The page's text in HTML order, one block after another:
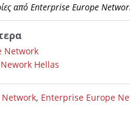
από Enterprise Europe
Network
Hellas
, Enterprise Europe